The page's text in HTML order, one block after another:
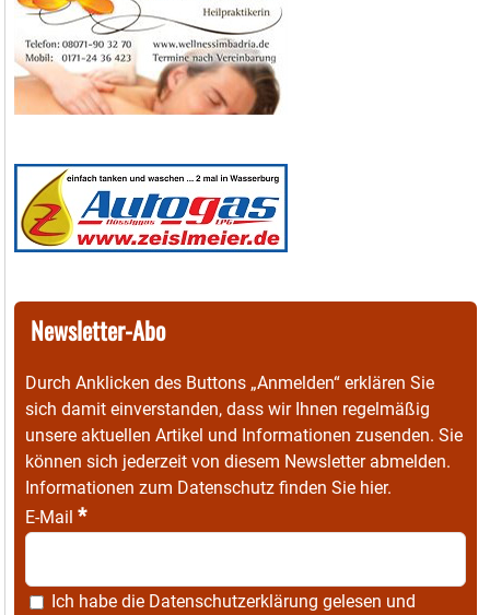
Newsletter-Abo
Durch Anklicken des Buttons „Anmelden“ erklären Sie
sich damit einverstanden, dass wir Ihnen regelmäßig
unsere aktuellen Artikel und Informationen zusenden. Sie
können sich jederzeit von diesem Newsletter abmelden.
Informationen zum Datenschutz finden Sie hier.
E-Mail *
Ich habe die Datenschutzerklärung gelesen und